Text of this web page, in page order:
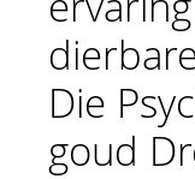
Die
goud